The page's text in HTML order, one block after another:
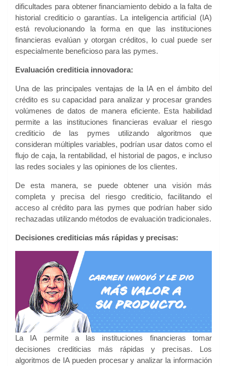
dificultades para obtener financiamiento debido a la falta de
historial crediticio o garantías. La inteligencia artificial (IA)
está revolucionando la forma en que las instituciones
financieras evalúan y otorgan créditos, lo cual puede ser
especialmente beneficioso para las pymes.
Evaluación crediticia innovadora:
Una de las principales ventajas de la IA en el ámbito del
crédito es su capacidad para analizar y procesar grandes
volúmenes de datos de manera eficiente. Esta habilidad
permite a las instituciones financieras evaluar el riesgo
crediticiode las pymes utilizando algoritmos que
consideran múltiples variables, podrían usar datos como el
flujo de caja, la rentabilidad, el historial de pagos, e incluso
las redes sociales y las opiniones de los clientes.
De esta manera, se puede obtener una visión más
completa y precisa del riesgo crediticio, facilitando el
acceso al crédito para las pymes que podrían haber sido
rechazadas utilizando métodos de evaluación tradicionales.
Decisiones crediticias más rápidas y precisas:
La IA permite a las instituciones financieras tomar
decisiones crediticias más rápidas y precisas. Los
algoritmos de IA pueden procesar y analizar la información